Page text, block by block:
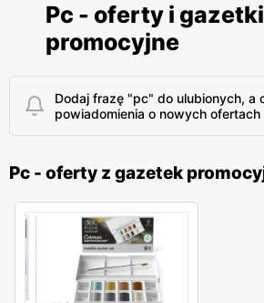
Pc - oferty i gazetki
promocyjne
Dodaj frazę "pc" do ulubionych, a
powiadomienia o nowych ofertach
Pc - oferty z gazetek